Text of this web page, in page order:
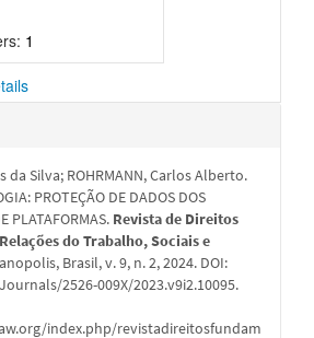
1
da Silva; ROHRMANN, Carlos Alberto.
PROTEÇÃO DE DADOS DOS
PLATAFORMAS. Revista de Direitos
do Trabalho, Sociais e
Brasil, v. 9, n. 2, 2024. DOI:
2526-009X/2023.v9i2.10095.
index.php/revistadireitosfundam